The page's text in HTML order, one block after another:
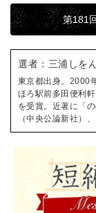
第181
選者：三浦しを
東京都出身。2000
ほろ駅前多田便利
を受賞。近著に「
（中央公論新社）